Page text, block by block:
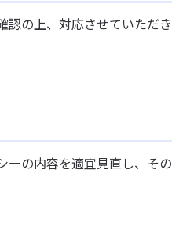
認の上、対応させていただき
ーの内容を適宜見直し、その